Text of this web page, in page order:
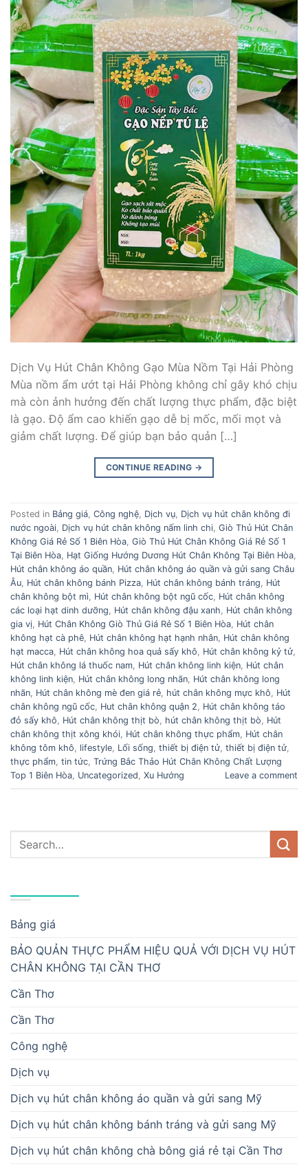
Dịch Vụ Hút Chân Không Gạo Mùa Nồm Tại Hải Phòng
Mùa nồm ẩm ướt tại Hải Phòng không chỉ gây khó chịu
mà còn ảnh hưởng đến chất lượng thực phẩm, đặc biệt
là gạo. Độ ẩm cao khiến gạo dễ bị mốc, mối mọt và
giảm chất lượng. Để giúp bạn bảo quản […]
CONTINUE READING →
Posted in Bảng giá, Công nghệ, Dịch vụ, Dịch vụ hút chân không đi
nước ngoài, Dịch vụ hút chân không nấm linh chi, Giò Thủ Hút Chân
Không Giá Rẻ Số 1 Biên Hòa, Giò Thủ Hút Chân Không Giá Rẻ Số 1
Tại Biên Hòa, Hạt Giống Hướng Dương Hút Chân Không Tại Biên Hòa,
Hút chân không áo quần, Hút chân không áo quần và gửi sang Châu
Âu, Hút chân không bánh Pizza, Hút chân không bánh tráng, Hút
chân không bột mì, Hút chân không bột ngũ cốc, Hút chân không
các loại hạt dinh dưỡng, Hút chân không đậu xanh, Hút chân không
gia vị, Hút Chân Không Giò Thủ Giá Rẻ Số 1 Biên Hòa, Hút chân
không hạt cà phê, Hút chân không hạt hạnh nhân, Hút chân không
hạt macca, Hút chân không hoa quả sấy khô, Hút chân không kỷ tử,
Hút chân không lá thuốc nam, Hút chân không linh kiện, Hút chân
không linh kiện, Hút chân không long nhãn, Hút chân không long
nhãn, Hút chân không mè đen giá rẻ, hút chân không mực khô, Hút
chân không ngũ cốc, Hut chân không quận 2, Hút chân không táo
đỏ sấy khô, Hút chân không thịt bò, hút chân không thịt bò, Hút
chân không thịt xông khói, Hút chân không thực phẩm, Hút chân
không tôm khô, lifestyle, Lối sống, thiết bị điện tử, thiết bị điện tử,
thực phẩm, tin tức, Trứng Bắc Thảo Hút Chân Không Chất Lượng
Top 1 Biên Hòa, Uncategorized, Xu Hướng Leave a comment
Bảng giá
BẢO QUẢN THỰC PHẨM HIỆU QUẢ VỚI DỊCH VỤ HÚT
CHÂN KHÔNG TẠI CẦN THƠ
Cần Thơ
Cần Thơ
Công nghệ
Dịch vụ
Dịch vụ hút chân không áo quần và gửi sang Mỹ
Dịch vụ hút chân không bánh tráng và gửi sang Mỹ
Dịch vụ hút chân không chà bông giá rẻ tại Cần Thơ